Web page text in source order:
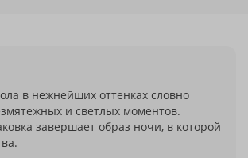
в нежнейших оттенках словно
и светлых моментов.
завершает образ ночи, в которой